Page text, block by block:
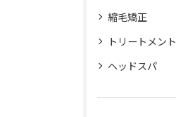
縮毛矯正
トリートメント
ヘッドスパ